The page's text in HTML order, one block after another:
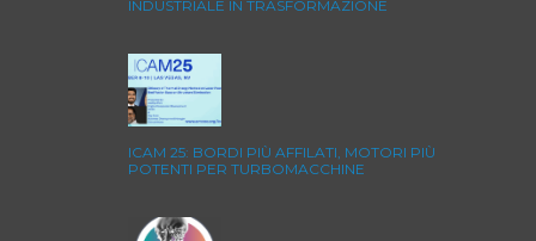
INDUSTRIALE IN TRASFORMAZIONE
ICAM 25: BORDI PIÙ AFFILATI, MOTORI PIÙ
POTENTI PER TURBOMACCHINE